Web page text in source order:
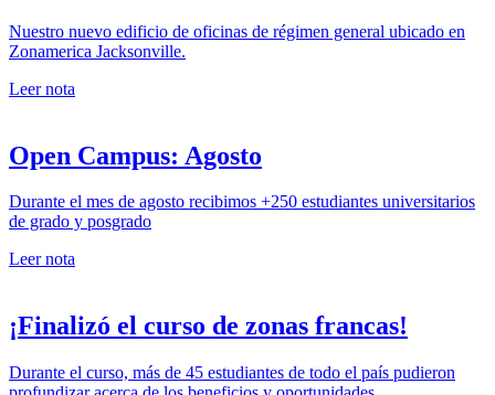
Nuestro nuevo edificio de oficinas de régimen general ubicado en
Zonamerica Jacksonville.
Leer nota
Open Campus: Agosto
Durante el mes de agosto recibimos +250 estudiantes universitarios
de grado y posgrado
Leer nota
¡Finalizó el curso de zonas francas!
Durante el curso, más de 45 estudiantes de todo el país pudieron